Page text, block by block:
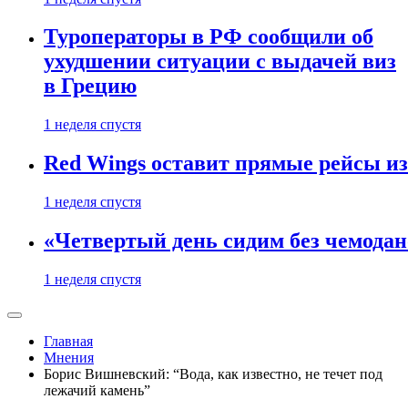
Туроператоры в РФ сообщили об
ухудшении ситуации с выдачей виз
в Грецию
1 неделя спустя
Red Wings оставит прямые рейсы
1 неделя спустя
«Четвертый день сидим без
1 неделя спустя
Главная
Мнения
Борис Вишневский: “Вода, как известно, не течет под
лежачий камень”